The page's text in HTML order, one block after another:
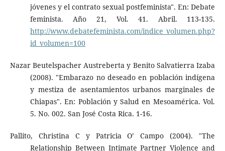
jóvenes y el contrato sexual postfeminista". En: Debate
feminista. Año 21, Vol. 41. Abril. 113-135.
http://www.debatefeminista.com/indice_volumen.php?
id_volumen=100
Nazar Beutelspacher Austreberta y Benito Salvatierra Izaba
(2008). "Embarazo no deseado en población indígena
y mestiza de asentamientos urbanos marginales de
Chiapas". En: Población y Salud en Mesoamérica. Vol.
5. No. 002. San José Costa Rica. 1-16.
Pallito, Christina C y Patricia O’ Campo (2004). "The
Relationship Between Intimate Partner Violence and